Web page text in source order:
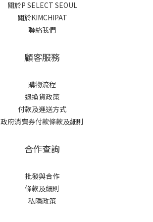
關於P SELECT SEOUL
關於KIMCHIPAT
聯絡我們
顧客服務
購物流程
退換貨政策
付款及運送方式
政府消費券付款條款及細則
合作查詢
批發與合作
條款及細則
私隱政策